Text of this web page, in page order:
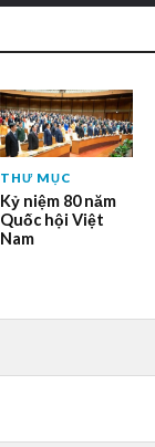
THƯ MỤC
Kỷ niệm 80 năm
Quốc hội Việt
Nam